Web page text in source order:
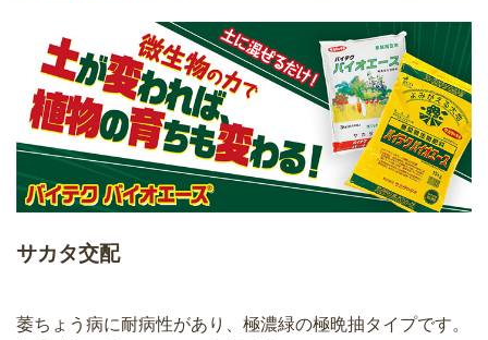
サカタ交配
萎ちょう病に耐病性があり、極濃緑の極晩抽タイプです。